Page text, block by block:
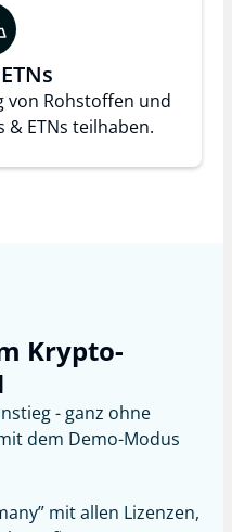
von Rohstoffen und
& ETNs teilhaben.
Krypto-
- ganz ohne
dem Demo-Modus
mit allen Lizenzen,